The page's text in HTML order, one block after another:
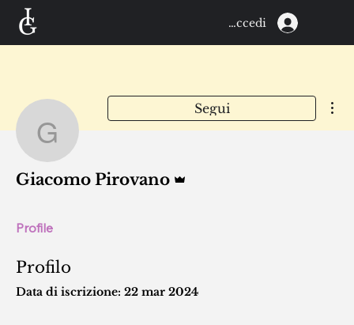
Accedi
Giacomo Pirovano
Segui
Giacomo Pirovano
Profile
Profilo
Data di iscrizione: 22 mar 2024